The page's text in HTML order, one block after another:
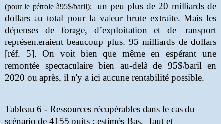
(pour le pétrole à95$/baril);un peu plus de 20 milliards de
dollars au total pour la valeur brute extraite. Mais les
dépenses de forage, d’exploitation et de transport
représenteraient beaucoup plus: 95 milliards de dollars
[réf. 5]. On voit bien que même en espérant une
remontée spectaculaire bien au-delà de 95$/baril en
2020 ou après, il n'y a ici aucune rentabilité possible.
Tableau 6 - Ressources récupérables dans le cas du
scénario de 4155 puits ; estimés Bas, Haut et